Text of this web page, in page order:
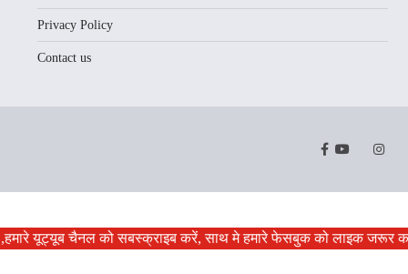
Privacy Policy
Contact us
Facebook
Youtube
Twitter
,हमारे यूट्यूब चैनल को सबस्क्राइब करें, साथ मे हमारे फेसबुक को लाइक जरूर